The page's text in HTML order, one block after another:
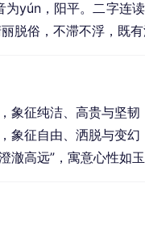
为yún，阳平。二字连
脱俗，不滞不浮，既
象征纯洁、高贵与坚
象征自由、洒脱与变
澈高远”，寓意心性如